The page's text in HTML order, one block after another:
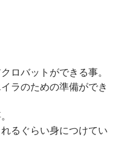
ロバットができる事。
ラのための準備ができ
るぐらい身につけてい